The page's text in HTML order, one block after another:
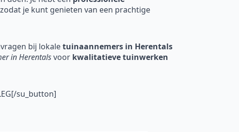
je kunt genieten van een prachtige
bij lokaletuinaannemers in Herentals
in Herentalsvoor kwalitatieve tuinwerken
su_button]